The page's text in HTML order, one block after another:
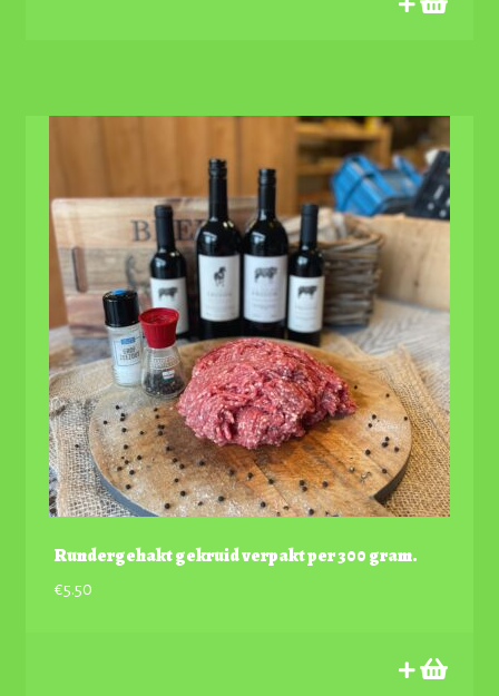
Rundergehakt gekruid verpakt per 300 gram.
€5.50